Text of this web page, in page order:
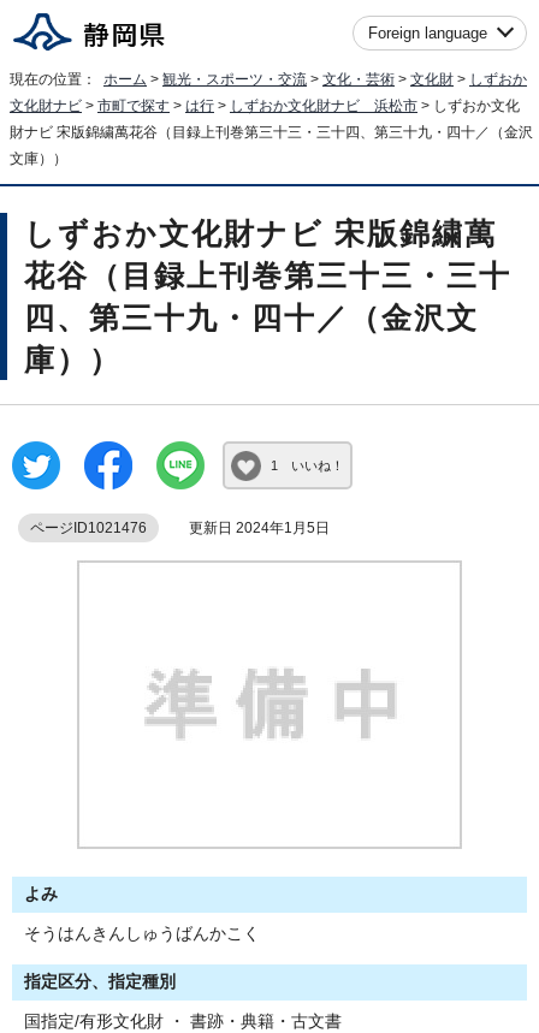
Foreign language
現在の位置： ホーム > 観光・スポーツ・交流 > 文化・芸術 > 文化財 > しずおか
文化財ナビ > 市町で探す > は行 > しずおか文化財ナビ 浜松市 > しずおか文化
財ナビ 宋版錦繍萬花谷（目録上刊巻第三十三・三十四、第三十九・四十／（金沢
文庫））
しずおか文化財ナビ 宋版錦繍萬
花谷（目録上刊巻第三十三・三十
四、第三十九・四十／（金沢文
庫））
1 いいね！
ページID1021476 更新日 2024年1月5日
よみ
そうはんきんしゅうばんかこく
指定区分、指定種別
国指定/有形文化財 ・ 書跡・典籍・古文書